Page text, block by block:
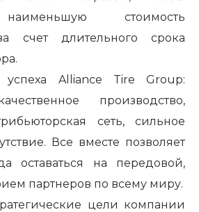
стоимость
счет длительного срока
успеха Alliance Tire Group:
производство,
сеть, сильное
Все вместе позволяет
оставаться на передовой,
партнеров по всему миру.
цели компании